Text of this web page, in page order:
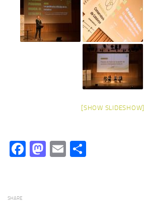
[SHOW SLIDESHOW]
Facebook
Mastodon
Email
SHARE